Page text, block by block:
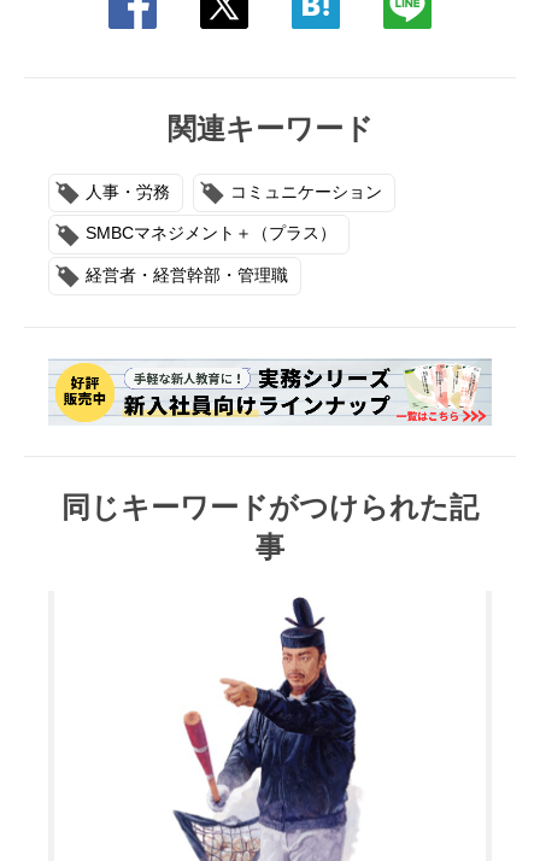
関連キーワード
人事・労務 コミュニケーション
SMBCマネジメント＋（プラス）
経営者・経営幹部・管理職
同じキーワードがつけられた記
事